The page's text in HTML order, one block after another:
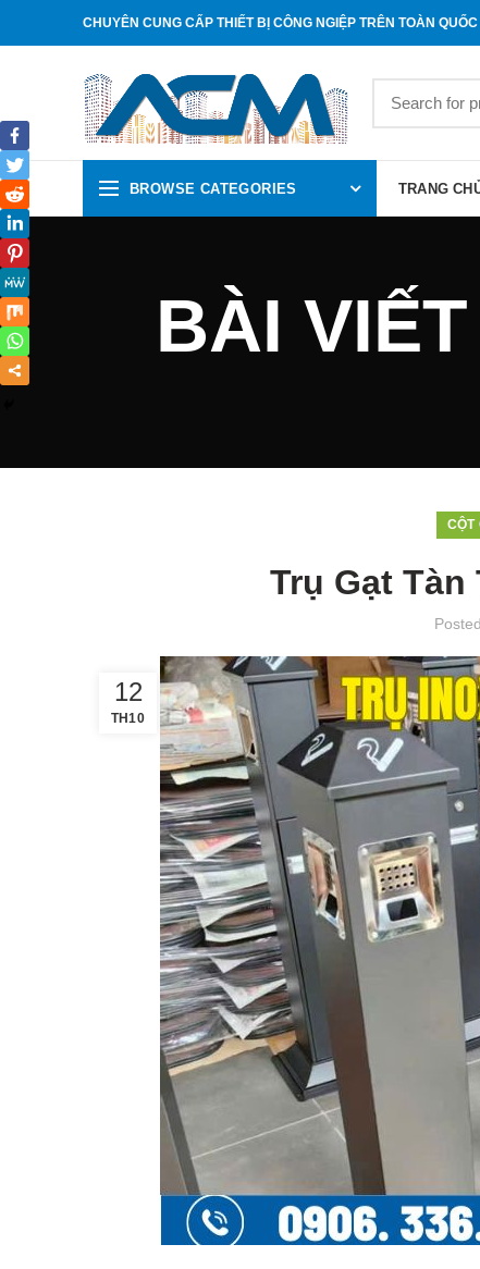
CHUYÊN CUNG CẤP THIẾT BỊ CÔNG NGIỆP TRÊN TOÀN
BROWSE CATEGORIES TRANG
BÀI
CỘT
Trụ Gạt
12
TH10